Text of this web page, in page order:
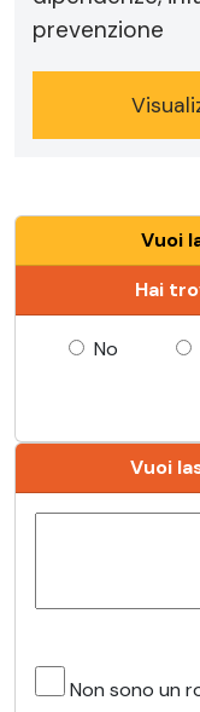
prevenzione
Vuoi
Hai
No
Vuoi
Non sono un